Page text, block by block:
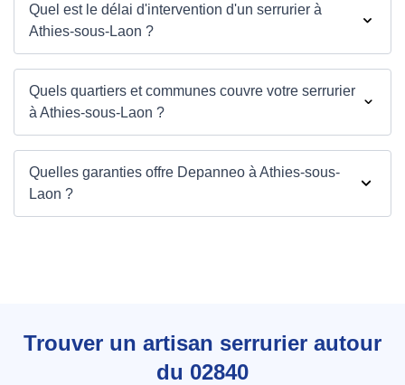
Quel est le délai d'intervention d'un serrurier à
Athies-sous-Laon ?
Quels quartiers et communes couvre votre serrurier
à Athies-sous-Laon ?
Quelles garanties offre Depanneo à Athies-sous-
Laon ?
Trouver un artisan serrurier autour
du 02840